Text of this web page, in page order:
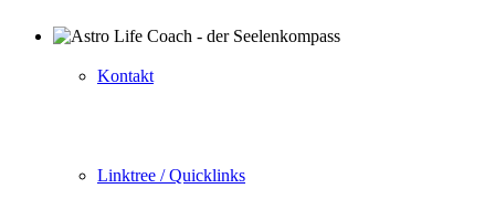
Kontakt
Linktree / Quicklinks